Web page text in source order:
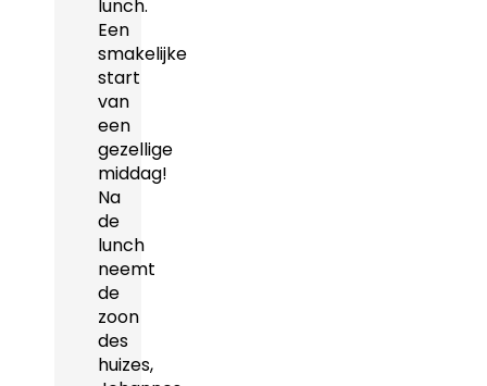
lunch.
Een
smakelijke
start
van
een
gezellige
middag!
Na
de
lunch
neemt
de
zoon
des
huizes,